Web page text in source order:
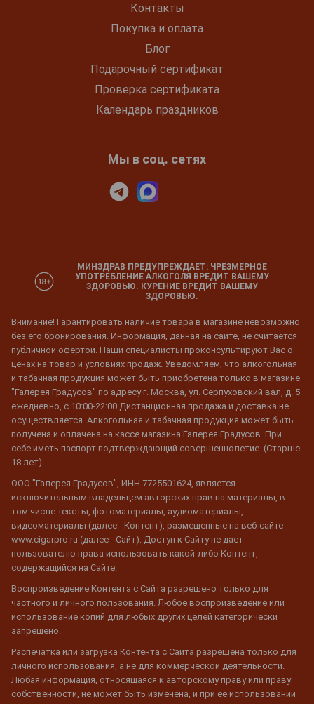
Контакты
Покупка и оплата
Блог
Подарочный сертификат
Проверка сертификата
Календарь праздников
Мы в соц. сетях
МИНЗДРАВ ПРЕДУПРЕЖДАЕТ: ЧРЕЗМЕРНОЕ
УПОТРЕБЛЕНИЕ АЛКОГОЛЯ ВРЕДИТ ВАШЕМУ
ЗДОРОВЬЮ. КУРЕНИЕ ВРЕДИТ ВАШЕМУ
ЗДОРОВЬЮ.
Внимание! Гарантировать наличие товара в магазине невозможно
без его бронирования. Информация, данная на сайте, не считается
публичной офертой. Наши специалисты проконсультируют Вас о
ценах на товар и условиях продаж. Уведомляем, что алкогольная
и табачная продукция может быть приобретена только в магазине
"Галерея Градусов" по адресу г. Москва, ул. Серпуховский вал, д. 5
ежедневно, с 10:00-22:00 Дистанционная продажа и доставка не
осуществляется. Алкогольная и табачная продукция может быть
получена и оплачена на кассе магазина Галерея Градусов. При
себе иметь паспорт подтверждающий совершеннолетие. (Старше
18 лет)
ООО "Галерея Градусов", ИНН 7725501624, является
исключительным владельцем авторских прав на материалы, в
том числе тексты, фотоматериалы, аудиоматериалы,
видеоматериалы (далее - Контент), размещенные на веб-сайте
www.cigarpro.ru (далее - Сайт). Доступ к Сайту не дает
пользователю права использовать какой-либо Контент,
содержащийся на Сайте.
Воспроизведение Контента с Сайта разрешено только для
частного и личного пользования. Любое воспроизведение или
использование копий для любых других целей категорически
запрещено.
Распечатка или загрузка Контента с Сайта разрешена только для
личного использования, а не для коммерческой деятельности.
Любая информация, относящаяся к авторскому праву или праву
собственности, не может быть изменена, и при ее использовании